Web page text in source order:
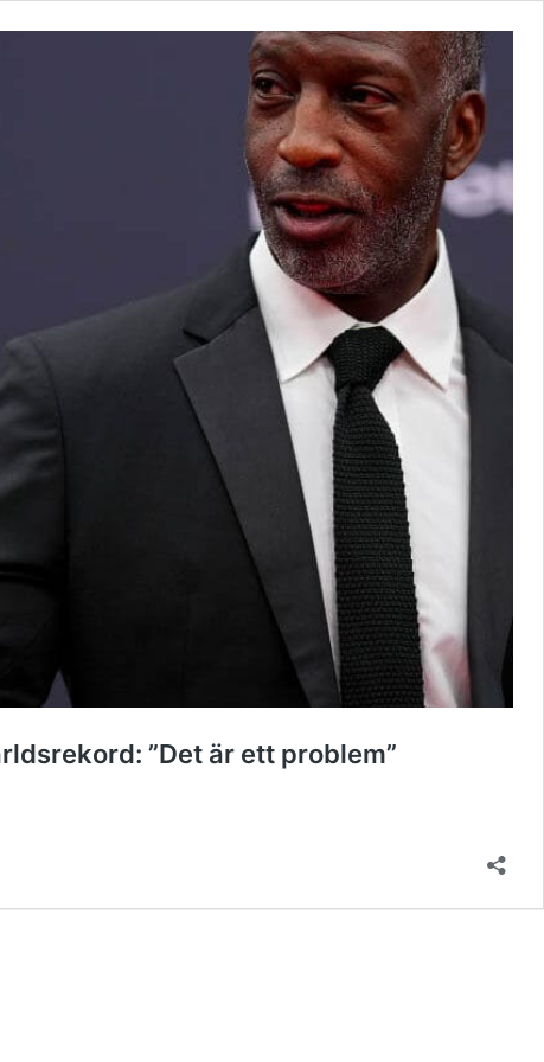
”Det är ett problem”